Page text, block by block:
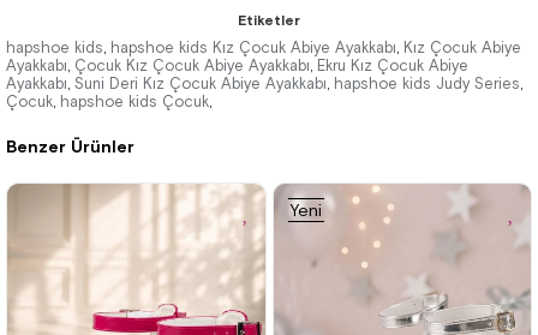
1.249,90 ₺
2.069,90 ₺
★ ★ ★
1.249,90 ₺
2.069,90 ₺
Benzer Ürünler
Yeni
Etiketler
hapshoe kids, hapshoe kids Kız Çocuk Abiye Ayakkabı, Kız Çocuk Abiye
Ayakkabı, Çocuk Kız Çocuk Abiye Ayakkabı, Ekru Kız Çocuk Abiye
Ayakkabı, Suni Deri Kız Çocuk Abiye Ayakkabı, hapshoe kids Judy Series,
Çocuk, hapshoe kids Çocuk,